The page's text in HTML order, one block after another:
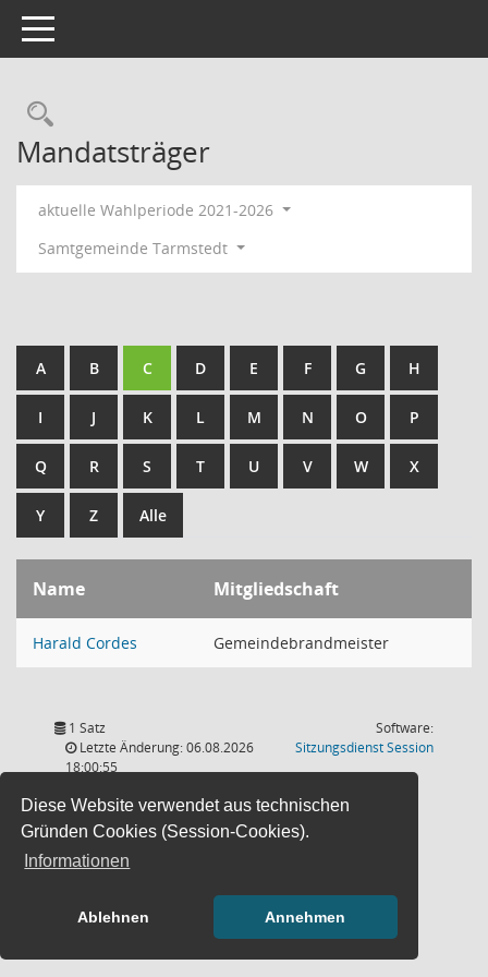
Diese Website verwendet aus technischen
Gründen Cookies (Session-Cookies).
Informationen
Ablehnen Annehmen
Toggle navigation
Rechercheauswahl
Mandatsträger
aktuelle Wahlperiode 2021-2026
Samtgemeinde Tarmstedt
A B C D E F G H
I J K L M N O P
Q R S T U V W X
Y Z Alle
Name Mitgliedschaft
Harald Cordes Gemeindebrandmeister
1 Satz
Letzte Änderung: 06.08.2026
18:00:55
Software:
SitzungsdienstSession(Wird in